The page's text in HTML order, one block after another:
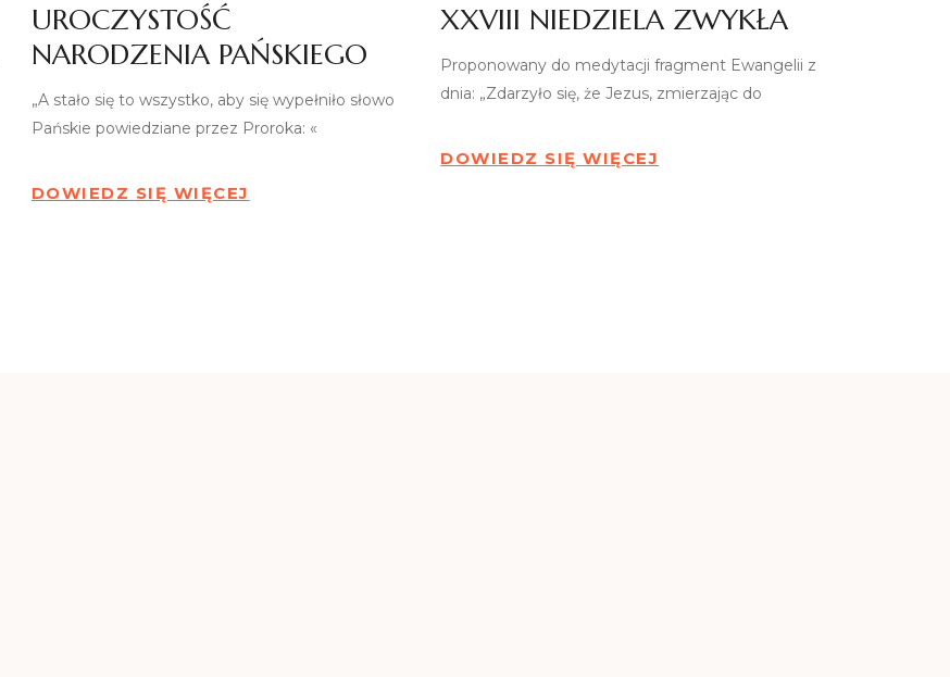
UROCZYSTOŚĆ
NARODZENIA PAŃSKIEGO
„A stało się to wszystko, aby się wypełniło słowo
Pańskie powiedziane przez Proroka: «
DOWIEDZ SIĘ WIĘCEJ
XXVIII NIEDZIELA ZWYKŁA
Proponowany do medytacji fragment Ewangelii z
dnia: „Zdarzyło się, że Jezus, zmierzając do
DOWIEDZ SIĘ WIĘCEJ